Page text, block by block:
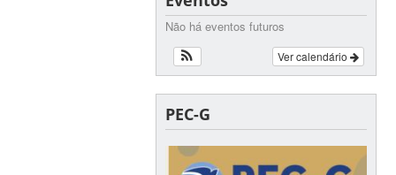
Não há eventos futuros
Ver calendário
PEC-G